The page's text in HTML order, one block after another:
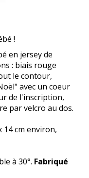
!
en jersey de
: biais rouge
le contour,
avec un coeur
de l'inscription,
par velcro au dos.
14 cm environ,
à 30°. Fabriqué